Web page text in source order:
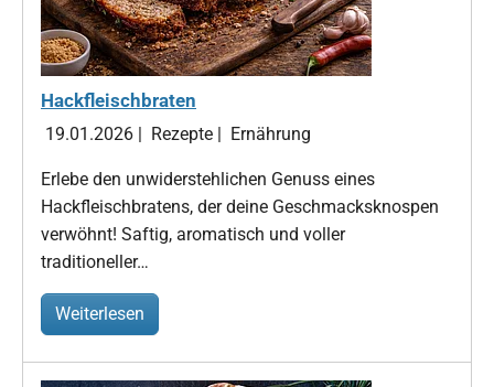
Hackfleischbraten
19.01.2026 | Rezepte | Ernährung
Erlebe den unwiderstehlichen Genuss eines
Hackfleischbratens, der deine Geschmacksknospen
verwöhnt! Saftig, aromatisch und voller
traditioneller…
Weiterlesen